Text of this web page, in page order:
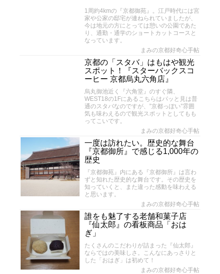
1周約4kmの『京都御苑』。江戸時代には宮
家や公家の邸宅が連ねられていましたが、
今は地元の方にとっては憩いの公園であた
り、通勤・通学のショートカットコースと
なっています。
まみの京都好奇心手帖
京都の「スタバ」はもはや観光
スポット！『スターバックスコ
ーヒー 京都烏丸六角店』
烏丸御池近く『六角堂』のすぐ隣、
WEST18の1Fにあるこちらはパッと見は普
通のスタバなのですが、”京都っぽい”雰囲
気も味わえるので観光スポットとしてもも
ってこいです。
まみの京都好奇心手帖
一度は訪れたい。歴史的な舞台
『京都御所』で感じる1,000年の
歴史
『京都御苑』内にある『京都御所』は言わ
ずと知れた歴史的な舞台です。その歴史を
知っていくと、また違った感動を味わえる
と思います。
まみの京都好奇心手帖
誰をも魅了する老舗和菓子店
『仙太郎』の看板商品「おは
ぎ」
たくさんのこだわりが詰まった『仙太郎』
ならではの美味しさ。こんなにあっさりと
した「おはぎ」は初めて！
まみの京都好奇心手帖